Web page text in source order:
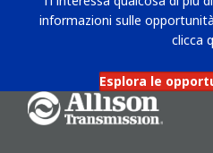
informazioni sulle
clicca
Esplora le
Go Home